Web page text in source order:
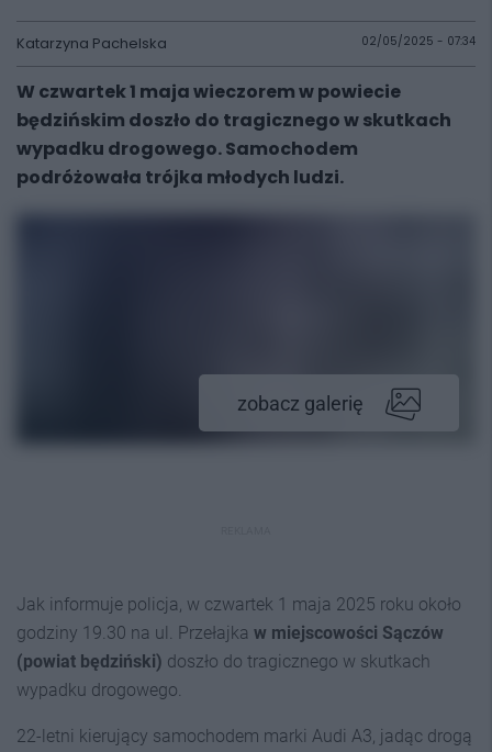
Katarzyna Pachelska 02/05/2025 - 07:34
W czwartek 1 maja wieczorem w powiecie
będzińskim doszło do tragicznego w skutkach
wypadku drogowego. Samochodem
podróżowała trójka młodych ludzi.
zobacz galerię
Jak informuje policja, w czwartek 1 maja 2025 roku około
godziny 19.30 na ul. Przełajka w miejscowości Sączów
(powiat będziński) doszło do tragicznego w skutkach
wypadku drogowego.
22-letni kierujący samochodem marki Audi A3, jadąc drogą